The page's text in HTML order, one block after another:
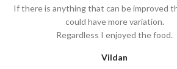
If there is anything that can be improved
could have more variation.
Regardless I enjoyed the food.
Vildan